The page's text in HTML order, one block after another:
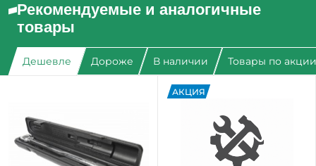
Рекомендуемые и аналогичные
товары
Дешевле Дороже В наличии Товары по акции
АКЦИЯ